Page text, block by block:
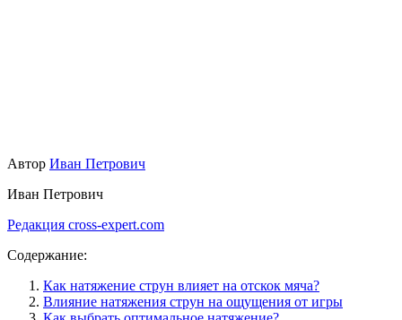
Автор Иван Петрович
Иван Петрович
Редакция cross-expert.com
Содержание:
Как натяжение струн влияет на отскок мяча?
Влияние натяжения струн на ощущения от игры